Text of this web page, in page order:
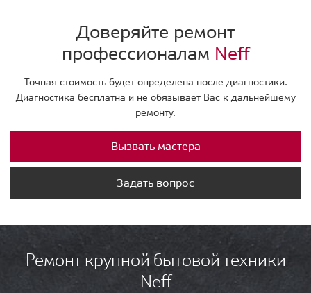
Доверяйте ремонт
профессионалам Neff
Точная стоимость будет определена после диагностики.
Диагностика бесплатна и не обязывает Вас к дальнейшему
ремонту.
Вызвать мастера
Задать вопрос
Ремонт крупной бытовой техники
Neff